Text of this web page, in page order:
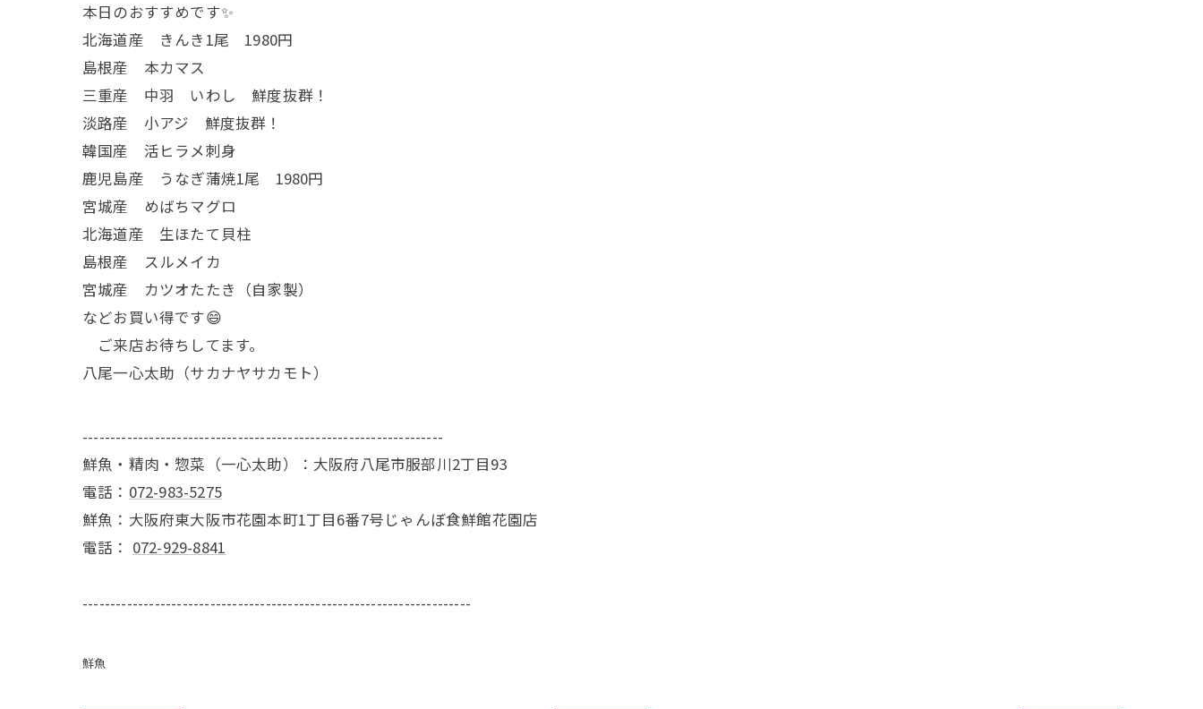
本日のおすすめです✨
北海道産 きんき1尾 1980円
島根産 本カマス
三重産 中羽 いわし 鮮度抜群！
淡路産 小アジ 鮮度抜群！
韓国産 活ヒラメ刺身
鹿児島産 うなぎ蒲焼1尾 1980円
宮城産 めばちマグロ
北海道産 生ほたて貝柱
島根産 スルメイカ
宮城産 カツオたたき（自家製）
などお買い得です😄
ご来店お待ちしてます。
八尾一心太助（サカナヤサカモト）
-----------------------------------------------------------------
鮮魚・精肉・惣菜（一心太助）：大阪府八尾市服部川2丁目93
電話： 072-983-5275
鮮魚：大阪府東大阪市花園本町1丁目6番7号じゃんぼ食鮮館花園店
電話： 072-929-8841
----------------------------------------------------------------------
鮮魚